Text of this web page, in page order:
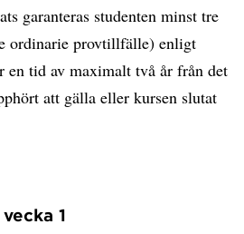
garanteras studenten minst tre
ordinarie provtillfälle) enligt
en tid av maximalt två år från det
att gälla eller kursen slutat
1